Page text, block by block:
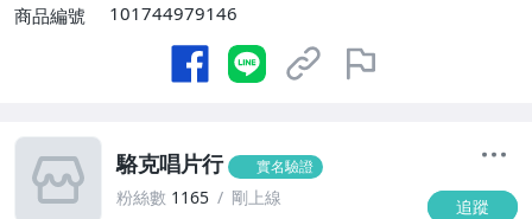
商品編號
101744979146
駱克唱片行 實名驗證
粉絲數 1165 剛上線 追蹤